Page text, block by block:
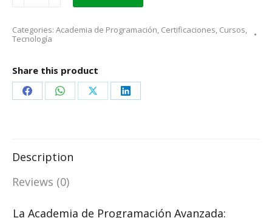
Programación
Avanzada
(CREAD
quantity
Categories: Academia de Programación, Certificaciones, Cursos,
Tecnología
Share this product
Share Share Share Share
Description
Reviews (0)
La Academia de Programación Avanzada: